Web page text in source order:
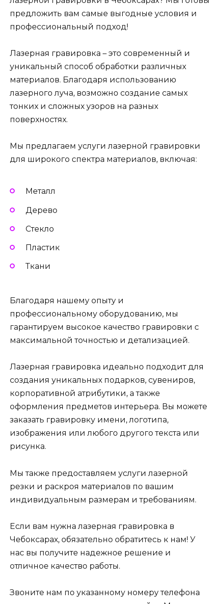
предложить вам самые выгодные условия и
профессиональный подход!
Лазерная гравировка – это современный и
уникальный способ обработки различных
материалов. Благодаря использованию
лазерного луча, возможно создание самых
тонких и сложных узоров на разных
поверхностях.
Мы предлагаем услуги лазерной гравировки
для широкого спектра материалов, включая:
Металл
Дерево
Стекло
Пластик
Ткани
Благодаря нашему опыту и
профессиональному оборудованию, мы
гарантируем высокое качество гравировки с
максимальной точностью и детализацией.
Лазерная гравировка идеально подходит для
создания уникальных подарков, сувениров,
корпоративной атрибутики, а также
оформления предметов интерьера. Вы можете
заказать гравировку имени, логотипа,
изображения или любого другого текста или
рисунка.
Мы также предоставляем услуги лазерной
резки и раскроя материалов по вашим
индивидуальным размерам и требованиям.
Если вам нужна лазерная гравировка в
Чебоксарах, обязательно обратитесь к нам! У
нас вы получите надежное решение и
отличное качество работы.
Звоните нам по указанному номеру телефона